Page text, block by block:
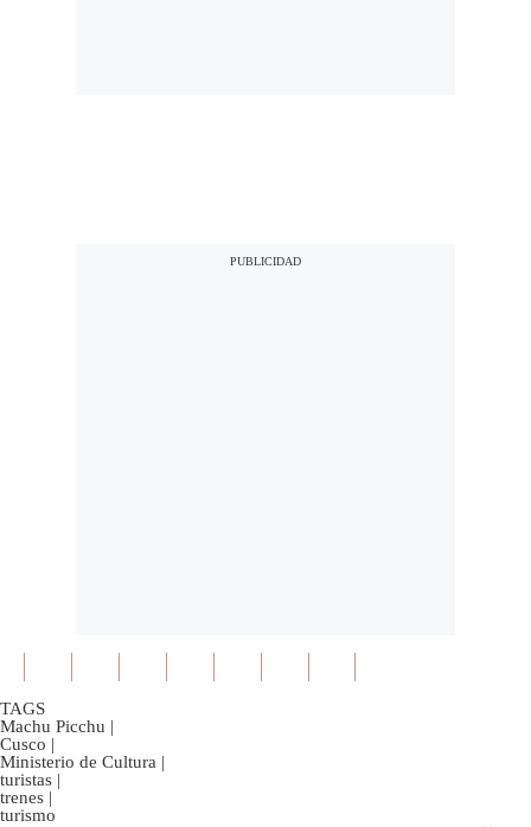
TAGS
Machu Picchu |
Cusco |
Ministerio de Cultura |
turistas |
trenes |
turismo